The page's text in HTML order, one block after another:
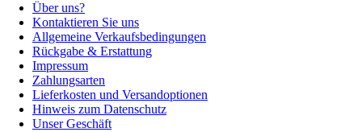
Über uns?
Kontaktieren Sie uns
Allgemeine Verkaufsbedingungen
Rückgabe & Erstattung
Impressum
Zahlungsarten
Lieferkosten und Versandoptionen
Hinweis zum Datenschutz
Unser Geschäft